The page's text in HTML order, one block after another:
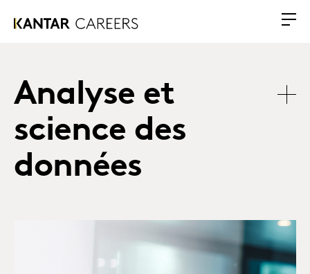
Analyse et
science des
données